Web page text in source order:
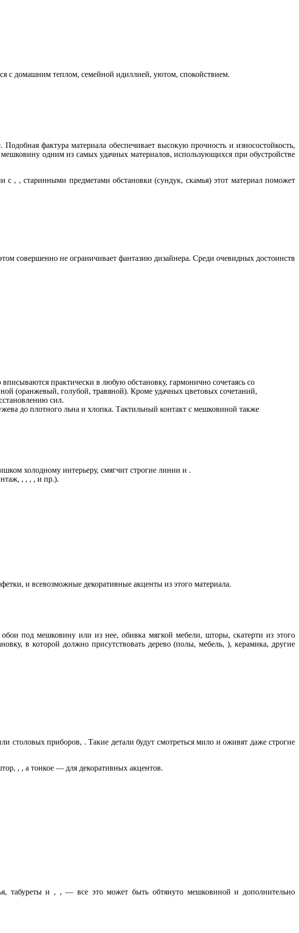
с домашним теплом, семейной идиллией, уютом, спокойствием.
фактура материала обеспечивает высокую прочность и износостойкость,
одним из самых удачных материалов, использующихся при обустройстве
, , старинными предметами обстановки (сундук, скамья) этот материал поможет
совершенно не ограничивает фантазию дизайнера. Среди очевидных достоинств
практически в любую обстановку, гармонично сочетаясь со
(оранжевый, голубой, травяной). Кроме удачных цветовых сочетаний,
сил.
до плотного льна и хлопка. Тактильный контакт с мешковиной также
холодному интерьеру, смягчит строгие линии и .
, , , , и пр.).
и всевозможные декоративные акценты из этого материала.
под мешковину или из нее, обивка мягкой мебели, шторы, скатерти из этого
в которой должно присутствовать дерево (полы, мебель, ), керамика, другие
столовых приборов, . Такие детали будут смотреться мило и оживят даже строгие
, , а тонкое — для декоративных акцентов.
табуреты и , , — все это может быть обтянуто мешковиной и дополнительно